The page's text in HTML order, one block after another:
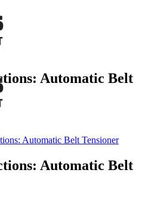
Automatic Belt
Automatic Belt